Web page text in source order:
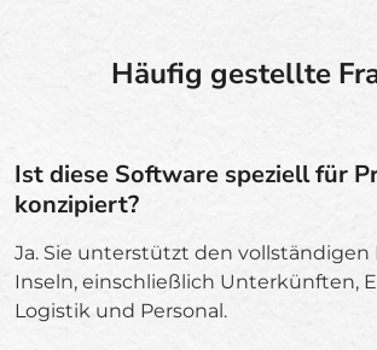
Häufig gestellte
Ist diese Software speziell für
konzipiert?
Ja. Sie unterstützt den vollständigen
Inseln, einschließlich Unterkünften,
Logistik und Personal.